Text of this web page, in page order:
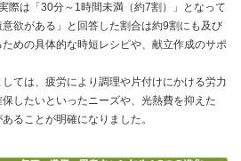
際は「30分～1時間未満（約7割）」となって
欲がある」と回答した割合は約9割にも及び
めの具体的な時短レシピや、献立作成のサポ
ては、疲労により調理や片付けにかける労力
したいといったニーズや、光熱費を抑えた
ることが明確になりました。